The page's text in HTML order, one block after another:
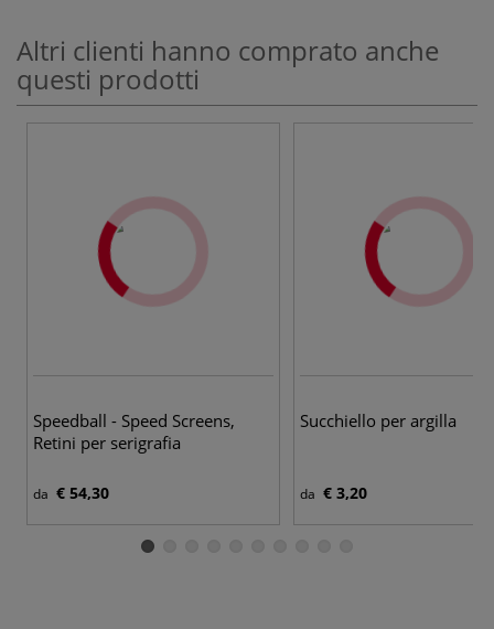
Altri clienti hanno comprato anche
questi prodotti
Speedball - Speed Screens,
Retini per serigrafia
da € 54,30
Succhiello per argilla
da € 3,20